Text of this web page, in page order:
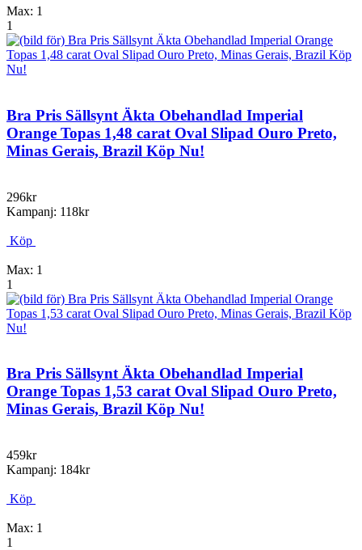
Max: 1
1
Bra Pris Sällsynt Äkta Obehandlad Imperial
Orange Topas 1,48 carat Oval Slipad Ouro Preto,
Minas Gerais, Brazil Köp Nu!
296kr
Kampanj: 118kr
Köp
Max: 1
1
Bra Pris Sällsynt Äkta Obehandlad Imperial
Orange Topas 1,53 carat Oval Slipad Ouro Preto,
Minas Gerais, Brazil Köp Nu!
459kr
Kampanj: 184kr
Köp
Max: 1
1